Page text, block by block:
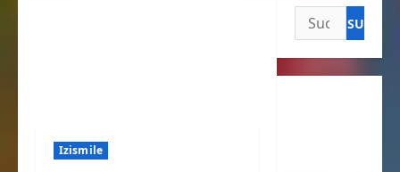
Izismile
Suchen
nach: